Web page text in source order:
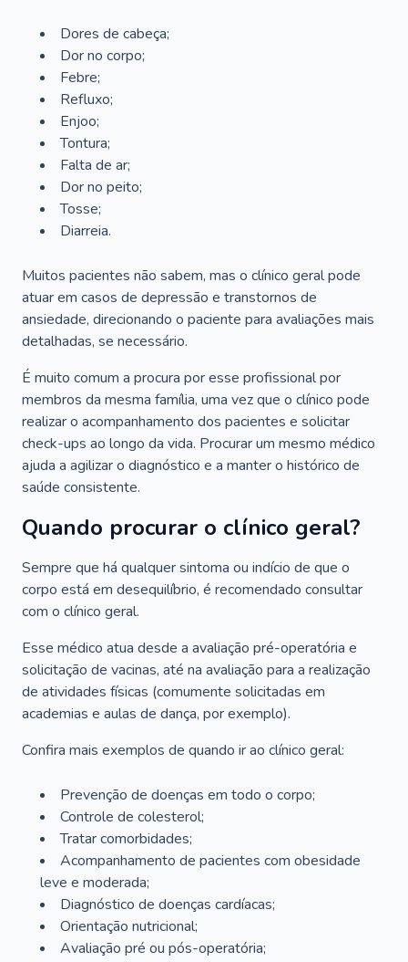
Dores de cabeça;
Dor no corpo;
Febre;
Refluxo;
Enjoo;
Tontura;
Falta de ar;
Dor no peito;
Tosse;
Diarreia.
Muitos pacientes não sabem, mas o clínico geral pode
atuar em casos de depressão e transtornos de
ansiedade, direcionando o paciente para avaliações mais
detalhadas, se necessário.
É muito comum a procura por esse profissional por
membros da mesma família, uma vez que o clínico pode
realizar o acompanhamento dos pacientes e solicitar
check-ups ao longo da vida. Procurar um mesmo médico
ajuda a agilizar o diagnóstico e a manter o histórico de
saúde consistente.
Quando procurar o clínico geral?
Sempre que há qualquer sintoma ou indício de que o
corpo está em desequilíbrio, é recomendado consultar
com o clínico geral.
Esse médico atua desde a avaliação pré-operatória e
solicitação de vacinas, até na avaliação para a realização
de atividades físicas (comumente solicitadas em
academias e aulas de dança, por exemplo).
Confira mais exemplos de quando ir ao clínico geral:
Prevenção de doenças em todo o corpo;
Controle de colesterol;
Tratar comorbidades;
Acompanhamento de pacientes com obesidade
leve e moderada;
Diagnóstico de doenças cardíacas;
Orientação nutricional;
Avaliação pré ou pós-operatória;